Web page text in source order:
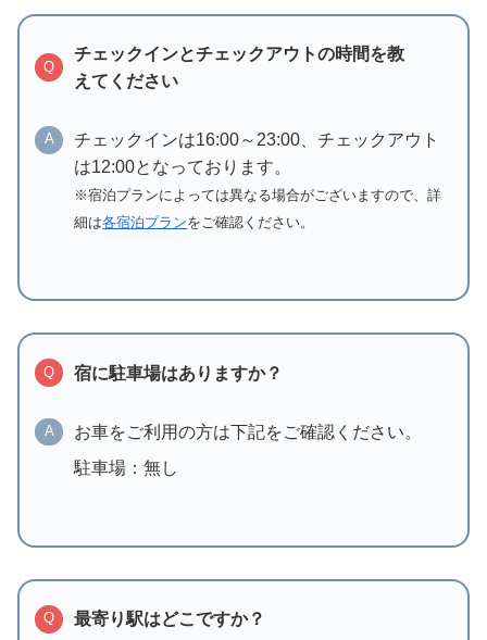
Q
チェックインとチェックアウトの時間を教
えてください
A
チェックインは16:00～23:00、チェックアウト
は12:00となっております。
※宿泊プランによっては異なる場合がございますので、詳
細は各宿泊プランをご確認ください。
Q 宿に駐車場はありますか？
A
お車をご利用の方は下記をご確認ください。
駐車場：無し
Q 最寄り駅はどこですか？